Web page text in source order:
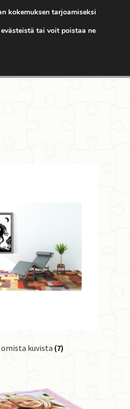
kuvista (7)
kokemuksen tarjoamiseksi
tai voit poistaa ne